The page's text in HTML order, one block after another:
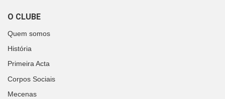
O CLUBE
Quem somos
História
Primeira Acta
Corpos Sociais
Mecenas